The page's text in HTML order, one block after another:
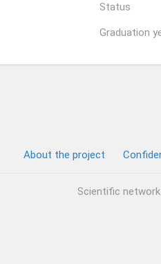
Status
Graduation
About the project
Scientific